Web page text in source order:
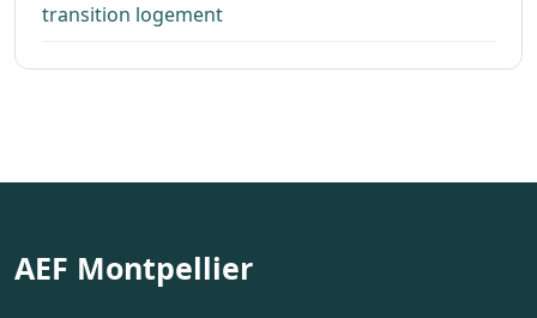
transition logement
AEF Montpellier